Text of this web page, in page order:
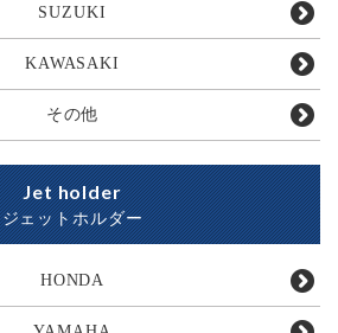
SUZUKI
KAWASAKI
その他
Jet holder
ジェットホルダー
HONDA